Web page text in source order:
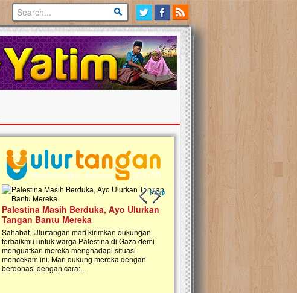
Previous slide
Next slide
Palestina Masih Berduka, Ayo Ulurkan
Tangan Bantu Mereka
Sahabat, Ulurtangan mari kirimkan dukungan
terbaikmu untuk warga Palestina di Gaza demi
menguatkan mereka menghadapi situasi
mencekam ini. Mari dukung mereka dengan
berdonasi dengan cara:...
Open Donasi Wakaf
Rumah Qur'an & TK Islam
Najjah di Jonggol
Saat ini, Ulurtangan bersama Yayasan
Najjahtul Islam Jonggol sedang merintis
pembangunan Rumah Qur’an dan
kanak Islam Terpadu (TKIT) An Najjah
Gedung Majelis Taklim di Jonggol,...